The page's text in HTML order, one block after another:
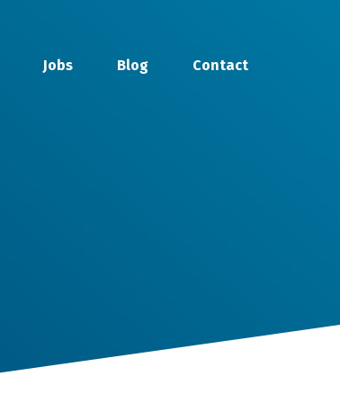
Jobs Blog Contact